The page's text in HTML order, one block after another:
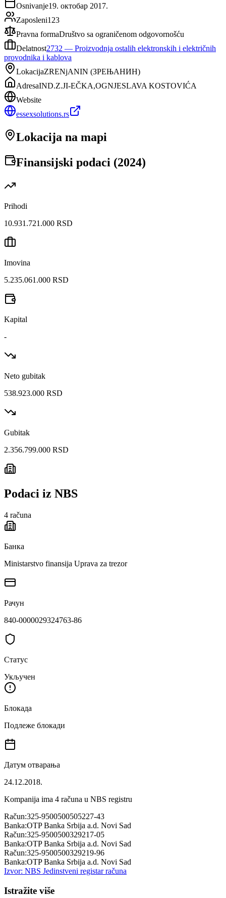
Osnivanje19. октобар 2017.
Zaposleni123
Pravna formaDruštvo sa ograničenom odgovornošću
Delatnost2732 — Proizvodnja ostalih elektronskih i električnih
provodnika i kablova
LokacijaZRENjANIN (ЗРЕЊАНИН)
AdresaIND.Z.JI-EČKA,OGNJESLAVA KOSTOVIĆA
Website
essexsolutions.rs
Lokacija na mapi
Finansijski podaci (2024)
Prihodi
10.931.721.000 RSD
Imovina
5.235.061.000 RSD
Kapital
-
Neto gubitak
538.923.000 RSD
Gubitak
2.356.799.000 RSD
Podaci iz NBS
4 računa
Банка
Ministarstvo finansija Uprava za trezor
Рачун
840-0000029324763-86
Статус
Укључен
Блокада
Подлеже блокади
Датум отварања
24.12.2018.
Kompanija ima 4 računa u NBS registru
Račun:325-9500500505227-43
Banka:OTP Banka Srbija a.d. Novi Sad
Račun:325-9500500329217-05
Banka:OTP Banka Srbija a.d. Novi Sad
Račun:325-9500500329219-96
Banka:OTP Banka Srbija a.d. Novi Sad
Izvor: NBS Jedinstveni registar računa
Istražite više